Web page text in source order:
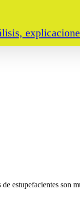
estupefacientes son